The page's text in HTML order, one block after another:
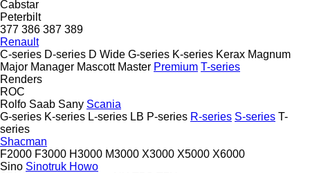
Cabstar
Peterbilt
377 386 387 389
Renault
C-series D-series D Wide G-series K-series Kerax Magnum
Major Manager Mascott Master Premium T-series
Renders
ROC
Rolfo Saab Sany Scania
G-series K-series L-series LB P-series R-series S-series T-
series
Shacman
F2000 F3000 H3000 M3000 X3000 X5000 X6000
Sino Sinotruk Howo